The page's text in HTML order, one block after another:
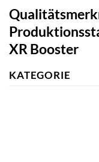
XR Booster
KATEGORIE